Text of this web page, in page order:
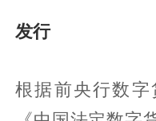
发行
根据前央行数